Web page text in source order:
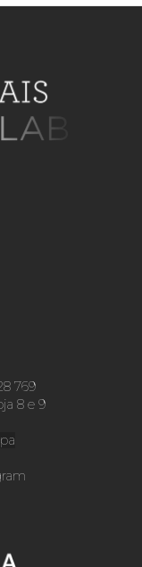
769
8 e 9